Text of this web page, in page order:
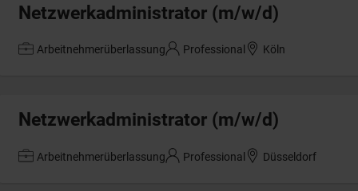
Netzwerkadministrator (m/w/d)
Arbeitnehmerüberlassung Professional Köln
Netzwerkadministrator (m/w/d)
Arbeitnehmerüberlassung Professional Düsseldorf